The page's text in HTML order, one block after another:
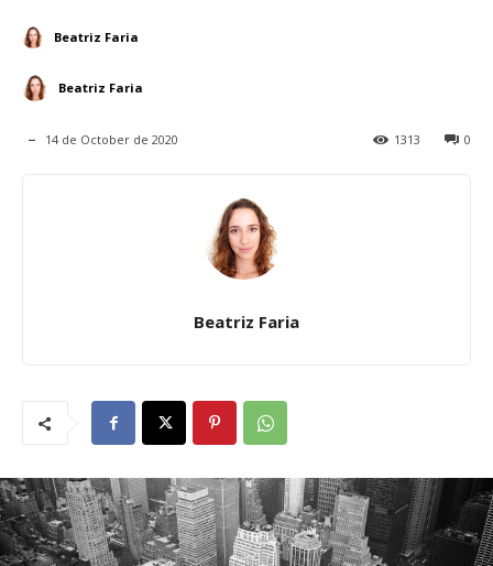
Beatriz Faria
Beatriz Faria
14 de October de 2020 0
1313
Beatriz Faria